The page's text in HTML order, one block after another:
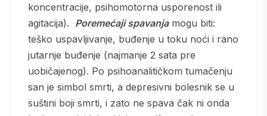
koncentracije, psihomotorna usporenost ili
agitacija). Poremećaji spavanjamogu biti:
teško uspavljivanje, buđenje u toku noći i rano
jutarnje buđenje (najmanje 2 sata pre
uobičajenog). Po psihoanalitičkom tumačenju
san je simbol smrti, a depresivni bolesnik se u
suštini boji smrti, i zato ne spava čak ni onda